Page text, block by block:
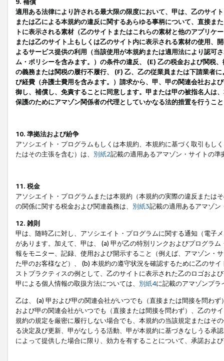
9. 補償
適用ある法律により許される最大限の限度において、甲は、乙のサイ
または乙による本規約の違反に関するあらゆる事柄について、直接ま
トに表示される素材（乙のサイトまたはこれらの素材と他のアプリ
または乙のサイト上もしくは乙のサイト内に表示される素材の使用、
よるサービス提供の利用（当該使用が本規約または適用法により認可
ム・ポリシーを含みます。）の条件の違反、 (E) 乙の税金および関税
の義務または関税の履行不履行、 (F) 乙、乙の従業員または下請業者
び経費（弁護士費用を含みます。）請求から、甲、甲の関連会社およ
御し、補償し、免責することに同意します。甲または甲の被指名人は
保護のためにアマゾン関係者の代理としていかなる法的措置を行うこ
10. 準拠法および紛争
アソシエイト・プログラムもしくは本規約、本規約に基づく取引もし
たはその主張を含む）は、 別紙2記載の適用あるアマゾン・サイトの
11. 税金
アソシエイト・プログラムまたは本規約（本規約の実際の違反または
の関係に関する税金および関連義務は、 別紙3記載の適用あるアマゾン
12. 雑則
甲は、随時乙に対し、アソシエイト・プログラムに関する通知（電子
があります。加えて、甲は、 (a) 甲が乙の特別リンクおよびプログラ
報をモニター、記録、使用および開示すること（例えば、アマゾン・
た甲のお客様など）、 (b) 本規約の遵守状況を確認するために乙のサ
ストプラクティスの例として、乙のサイトに表示された乙のロゴおよ
甲による個人情報の取扱方法については、 別紙4に記載のアマゾンプ
乙は、 (a) 甲および甲の関連会社がいつでも（直接または間接を問わ
および甲の関連会社がいつでも（直接または間接を問わず）、乙のサ
規約の規定を厳密に履行しない場合でも、本規約の当該規定またはそ
る決定及び更新、甲がなしうる活動、甲が本規約に基づきなしうる承
によって提供した場合に限り、効力を有することについて、承諾およ